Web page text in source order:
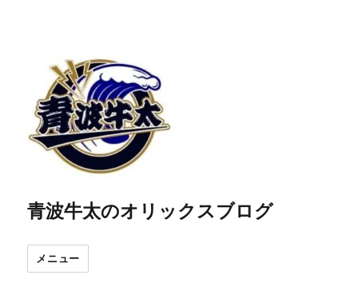
青波牛太のオリックスブログ
メニュー